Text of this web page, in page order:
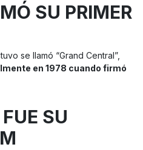
SU PRIMER
se llamó “Grand Central”,
en 1978 cuando firmó
SU